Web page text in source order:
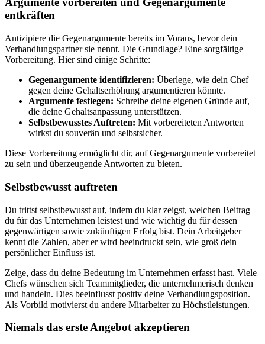
entkräften
Antizipiere die Gegenargumente bereits im Voraus, bevor dein
Verhandlungspartner sie nennt. Die Grundlage? Eine sorgfältige
Vorbereitung. Hier sind einige Schritte:
Gegenargumente identifizieren: Überlege, wie dein Chef
gegen deine Gehaltserhöhung argumentieren könnte.
Argumente festlegen: Schreibe deine eigenen Gründe auf,
die deine Gehaltsanpassung unterstützen.
Selbstbewusstes Auftreten: Mit vorbereiteten Antworten
wirkst du souverän und selbstsicher.
Diese Vorbereitung ermöglicht dir, auf Gegenargumente vorbereitet
zu sein und überzeugende Antworten zu bieten.
Selbstbewusst auftreten
Du trittst selbstbewusst auf, indem du klar zeigst, welchen Beitrag
du für das Unternehmen leistest und wie wichtig du für dessen
gegenwärtigen sowie zukünftigen Erfolg bist. Dein Arbeitgeber
kennt die Zahlen, aber er wird beeindruckt sein, wie groß dein
persönlicher Einfluss ist.
Zeige, dass du deine Bedeutung im Unternehmen erfasst hast. Viele
Chefs wünschen sich Teammitglieder, die unternehmerisch denken
und handeln. Dies beeinflusst positiv deine Verhandlungsposition.
Als Vorbild motivierst du andere Mitarbeiter zu Höchstleistungen.
Niemals das erste Angebot akzeptieren